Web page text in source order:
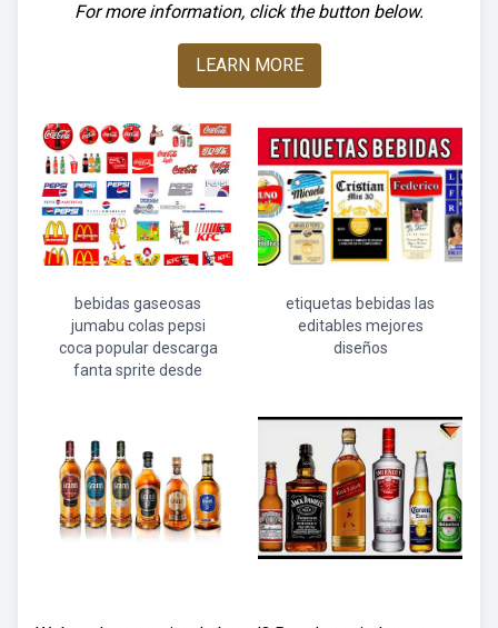
For more information, click the button below.
LEARN MORE
bebidas gaseosas
jumabu colas pepsi
coca popular descarga
fanta sprite desde
etiquetas bebidas las
editables mejores
diseños